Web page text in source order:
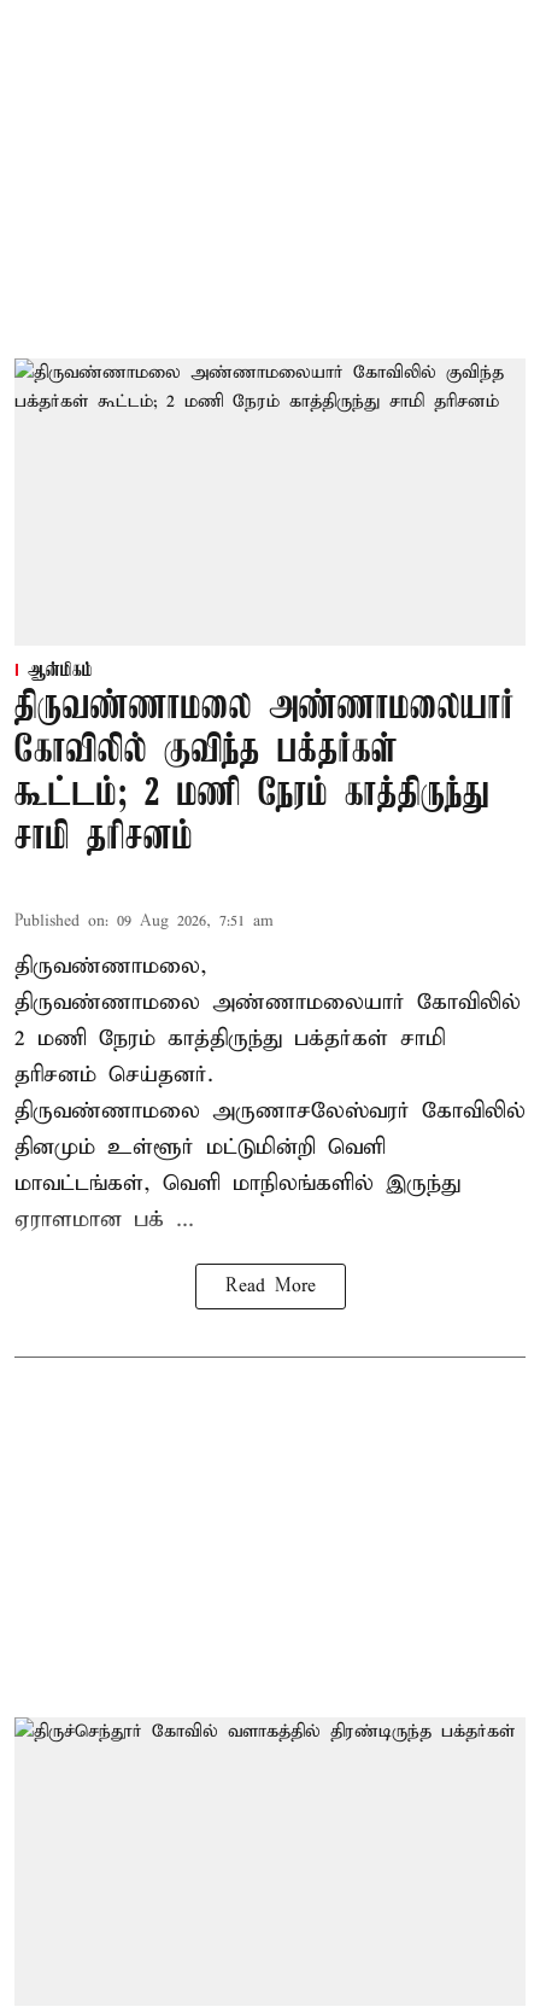
ஆன்மிகம்
திருவண்ணாமலை அண்ணாமலையார்
கோவிலில் குவிந்த பக்தர்கள்
கூட்டம்; 2 மணி நேரம் காத்திருந்து
சாமி தரிசனம்
Published on: 09 Aug 2026, 7:51 am
திருவண்ணாமலை,
திருவண்ணாமலை அண்ணாமலையார் கோவிலில்
2 மணி நேரம் காத்திருந்து பக்தர்கள் சாமி
தரிசனம் செய்தனர்.
திருவண்ணாமலை அருணாசலேஸ்வரர் கோவிலில்
தினமும் உள்ளூர் மட்டுமின்றி வெளி
மாவட்டங்கள், வெளி மாநிலங்களில் இருந்து
ஏராளமான பக் ...
Read More